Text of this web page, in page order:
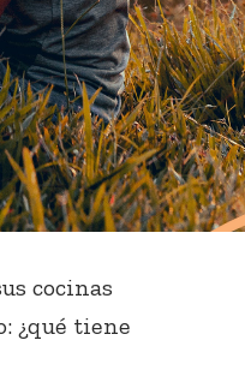
cocinas
¿qué tiene